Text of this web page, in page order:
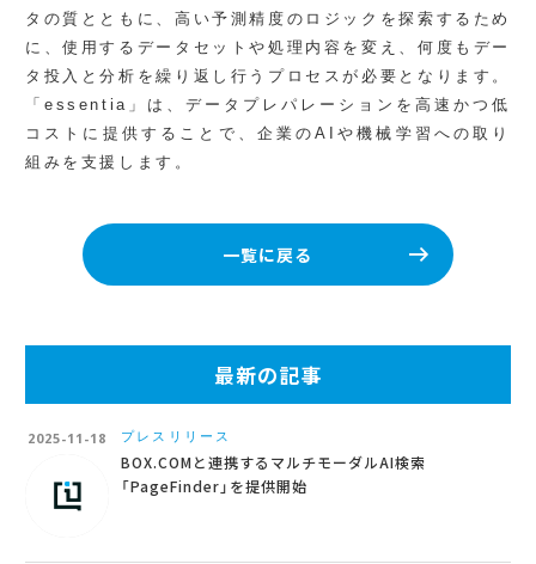
タの質とともに、高い予測精度のロジックを探索するため
に、使用するデータセットや処理内容を変え、何度もデー
タ投入と分析を繰り返し行うプロセスが必要となります。
「essentia」は、データプレパレーションを高速かつ低
コストに提供することで、企業のAIや機械学習への取り
組みを支援します。
一覧に戻る
最新の記事
2025-11-18 プレスリリース
BOX.COMと連携するマルチモーダルAI検索
「PageFinder」を提供開始